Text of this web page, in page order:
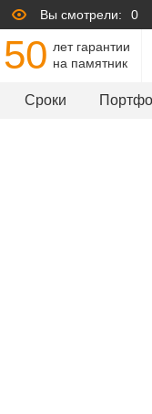
Вы смотрели: 0
50 лет гарантии
на памятник
Сроки